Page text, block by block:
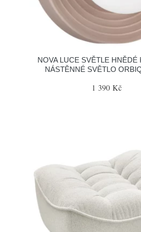
NOVA LUCE SVĚTLE HNĚDÉ
NÁSTĚNNÉ SVĚTLO
1 390 Kč